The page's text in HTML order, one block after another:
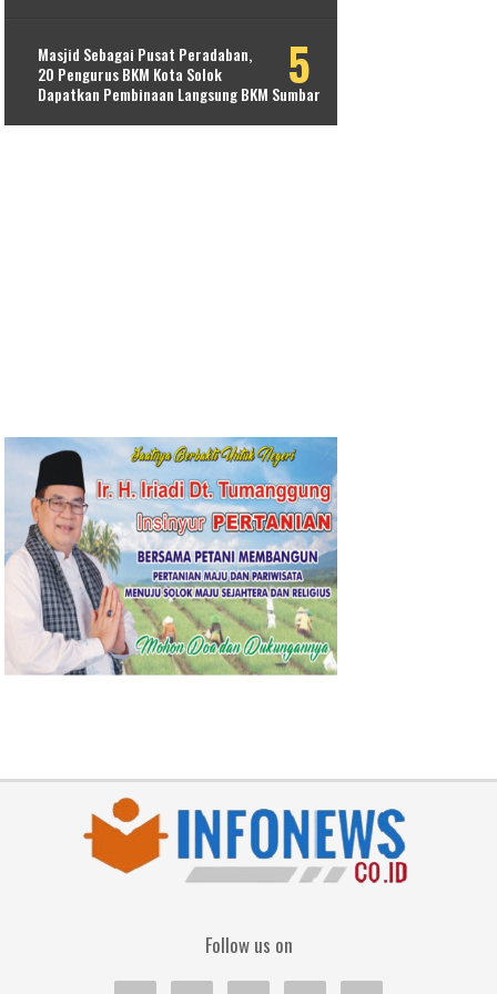
Masjid Sebagai Pusat Peradaban,
20 Pengurus BKM Kota Solok
Dapatkan Pembinaan Langsung BKM Sumbar
Follow us on